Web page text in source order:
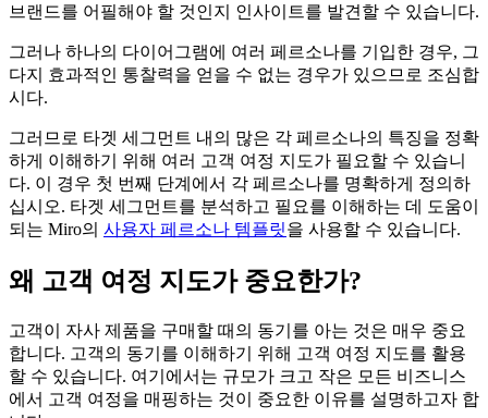
브랜드를 어필해야 할 것인지 인사이트를 발견할 수 있습니다.
그러나 하나의 다이어그램에 여러 페르소나를 기입한 경우, 그
다지 효과적인 통찰력을 얻을 수 없는 경우가 있으므로 조심합
시다.
그러므로 타겟 세그먼트 내의 많은 각 페르소나의 특징을 정확
하게 이해하기 위해 여러 고객 여정 지도가 필요할 수 있습니
다. 이 경우 첫 번째 단계에서 각 페르소나를 명확하게 정의하
십시오. 타겟 세그먼트를 분석하고 필요를 이해하는 데 도움이
되는 Miro의 사용자 페르소나 템플릿을 사용할 수 있습니다.
왜 고객 여정 지도가 중요한가?
고객이 자사 제품을 구매할 때의 동기를 아는 것은 매우 중요
합니다. 고객의 동기를 이해하기 위해 고객 여정 지도를 활용
할 수 있습니다. 여기에서는 규모가 크고 작은 모든 비즈니스
에서 고객 여정을 매핑하는 것이 중요한 이유를 설명하고자 합